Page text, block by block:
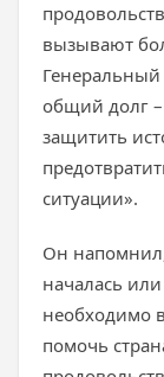
вызывают
общий долг
защитить
ситуации».
Он
началась
необходимо
помочь